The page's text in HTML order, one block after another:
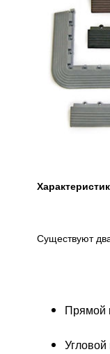
Существуют
Прямой
Угловой